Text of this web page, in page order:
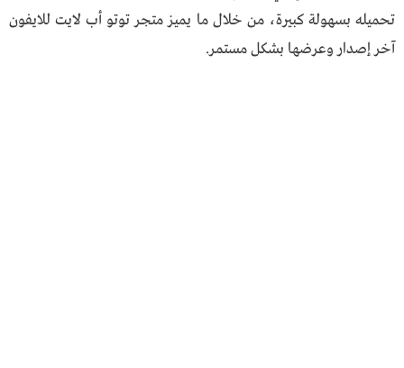
تحميله بسهولة كبيرة، من خلال ما يميز متجر توتو أب لايت للايفون
آخر إصدار وعرضها بشكل مستمر.